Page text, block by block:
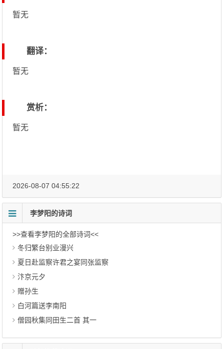
暂无
翻译：
暂无
赏析：
暂无
2026-08-07 04:55:22
李梦阳的诗词
>>查看李梦阳的全部诗词<<
冬归繁台别业漫兴
夏日赴监察许君之宴同张监察
汴京元夕
赠孙生
白河篇送李南阳
僧园秋集同田生二首 其一